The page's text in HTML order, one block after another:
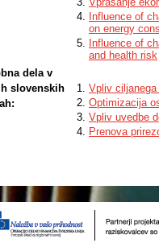
Influence of
on energy
Influence of
and health risk
dela v
slovenskih
Vpliv
Optimizacija
Vpliv uvedbe
Prenova